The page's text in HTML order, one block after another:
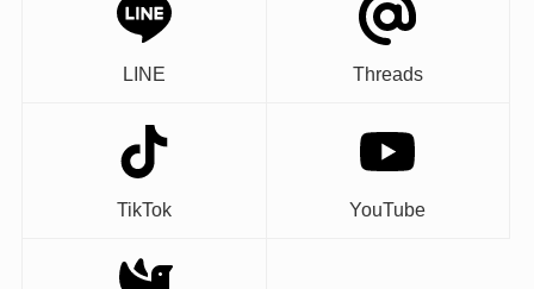
LINE Threads
TikTok YouTube